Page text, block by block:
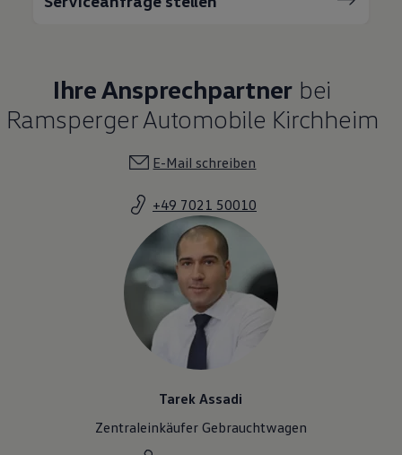
Ihre Ansprechpartner bei
Ramsperger Automobile Kirchheim
E-Mail schreiben
+49 7021 50010
Tarek Assadi
Zentraleinkäufer Gebrauchtwagen